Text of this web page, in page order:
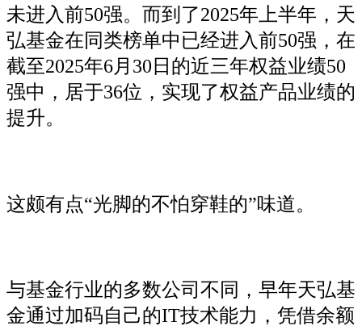
未进入前50强。而到了2025年上半年，天
弘基金在同类榜单中已经进入前50强，在
截至2025年6月30日的近三年权益业绩50
强中，居于36位，实现了权益产品业绩的
提升。
这颇有点“光脚的不怕穿鞋的”味道。
与基金行业的多数公司不同，早年天弘基
金通过加码自己的IT技术能力，凭借余额